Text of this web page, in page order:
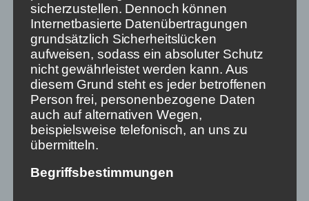
Die Aktivisten einer meinungsvielfältigen
Gesellschaft sollten entsprechend fordern, dass
nonlineare Medien aktiv Nachrichten und
Informationen anbieten müssen – quasi ein Autoplay
für die Tagesschau. Die Nutzer*innen müssen auch
bei nicht-linearen Plattformen ins Stolpern
kommen. Sie müssen sich aktiv entscheiden und
ihre Fernbedienung aus den Sofakissen bergen, ihre
Handys von der Ladeschale nehmen und „Ich
möchte keine Nachrichten schauen“ drücken, um
Kanälen aktiv umschalten müssen, wenn sie keine
sicherzustellen. Dennoch können
Internetbasierte Datenübertragungen
grundsätzlich Sicherheitslücken
aufweisen, sodass ein absoluter Schutz
nicht gewährleistet werden kann. Aus
diesem Grund steht es jeder betroffenen
Person frei, personenbezogene Daten
auch auf alternativen Wegen,
beispielsweise telefonisch, an uns zu
übermitteln.
Begriffsbestimmungen